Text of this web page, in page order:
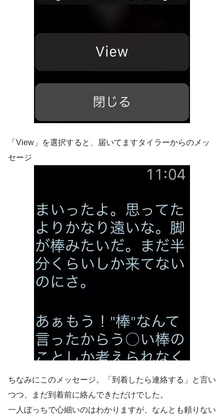
「View」を選択すると、届いてますタイラーからのメッ
セージ
ちなみにこのメッセージ。「到着したら連絡する」と言い
つつ、まだ到着前に絡んできただけでした。
一人ぼっちで心細いのはわかりますが、なんとも頼りない